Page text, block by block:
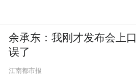
余承东：我刚才发布会上口
误了
江南都市报